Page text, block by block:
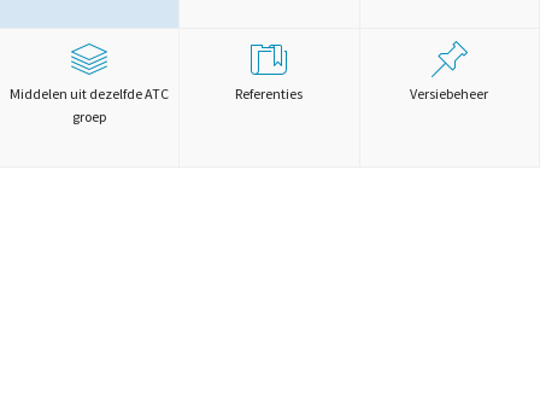
Middelen uit dezelfde ATC
groep
Referenties Versiebeheer